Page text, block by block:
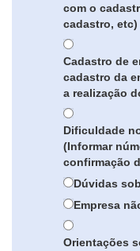
com o
cadastro, etc)
Cadastro de
cadastro da
a realização
Dificuldade
(Informar
confirmação
Dúvidas
Empresa
Orientações